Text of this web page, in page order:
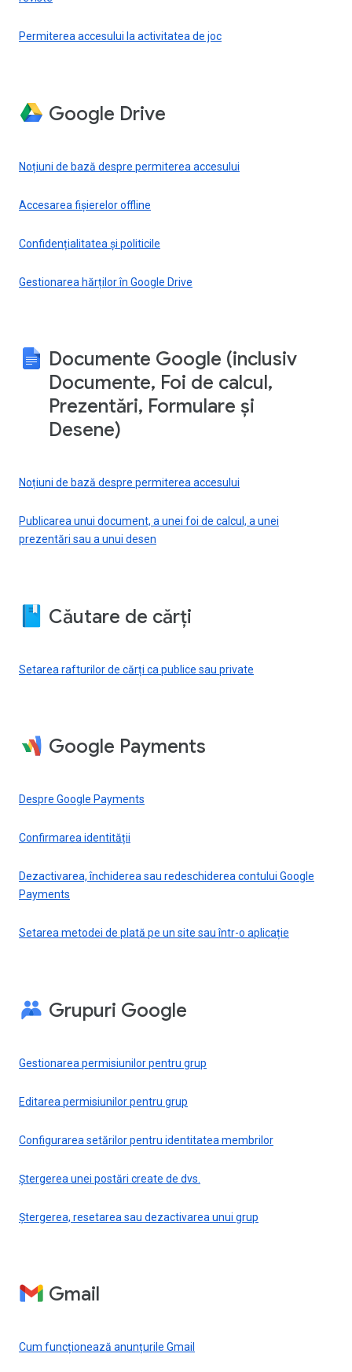
Permiterea accesului la activitatea de joc
Google Drive
Noțiuni de bază despre permiterea accesului
Accesarea fișierelor offline
Confidențialitatea și politicile
Gestionarea hărților în Google Drive
Documente Google (inclusiv
Documente, Foi de calcul,
Prezentări, Formulare și
Desene)
Noțiuni de bază despre permiterea accesului
Publicarea unui document, a unei foi de calcul, a unei
prezentări sau a unui desen
Căutare de cărți
Setarea rafturilor de cărți ca publice sau private
Google Payments
Despre Google Payments
Confirmarea identității
Dezactivarea, închiderea sau redeschiderea contului Google
Payments
Setarea metodei de plată pe un site sau într-o aplicație
Grupuri Google
Gestionarea permisiunilor pentru grup
Editarea permisiunilor pentru grup
Configurarea setărilor pentru identitatea membrilor
Ștergerea unei postări create de dvs.
Ștergerea, resetarea sau dezactivarea unui grup
Gmail
Cum funcționează anunțurile Gmail